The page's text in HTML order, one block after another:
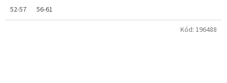
52-57 56-61
Kód: 196488